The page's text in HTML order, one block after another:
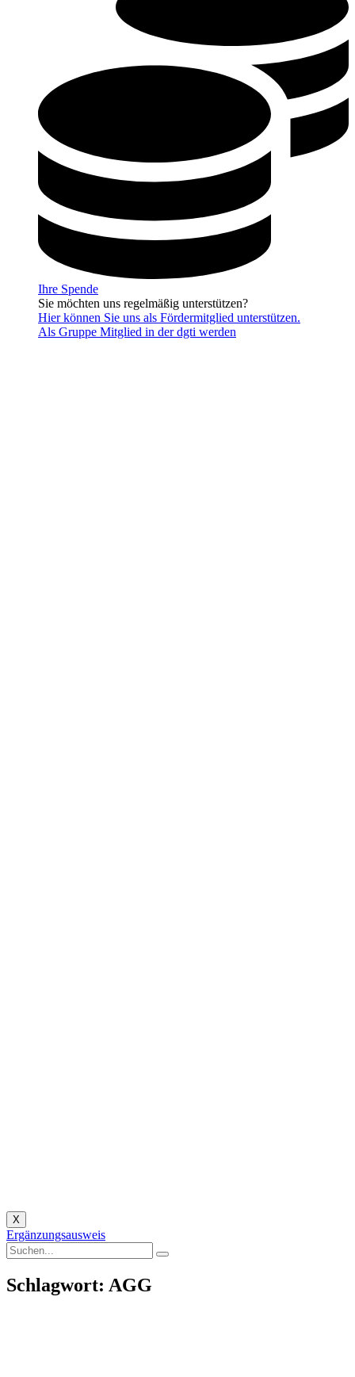
Ihre Spende
Sie möchten uns regelmäßig unterstützen?
Hier können Sie uns als Fördermitglied unterstützen.
Als Gruppe Mitglied in der dgti werden
X
Ergänzungsausweis
Schlagwort: AGG